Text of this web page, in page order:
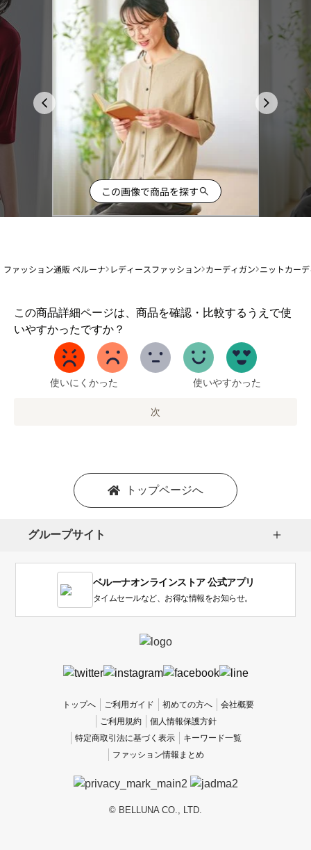
この画像で商品を探す
ファッション通販 ベルーナ レディースファッション カーディガン ニットカー
この商品詳細ページは、商品を確認・比較するうえで使
いやすかったですか？
1
か
い
使いにくかった 使いやすかった
次
トップページへ
グループサイト
ベルーナオンラインストア 公式アプリ
タイムセールなど、お得な情報をお知らせ。
トップへ ご利用ガイド 初めての方へ
会社概要
ご利用規約
個人情報保護方針
特定商取引法に基づく表示
キーワード一覧
ファッション情報まとめ
© BELLUNA CO., LTD.